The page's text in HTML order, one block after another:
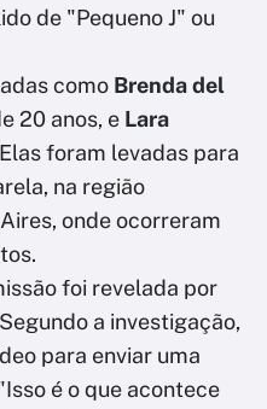
de "Pequeno J" ou
como Brenda del
20 anos, e Lara
foram levadas para
na região
onde ocorreram
foi revelada por
a investigação,
para enviar uma
é o que acontece